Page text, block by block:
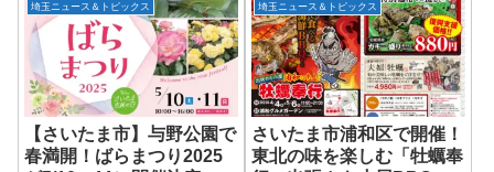
埼玉ニュース＆トピックス
【さいたま市】与野公園で
春満開！ばらまつり2025
埼玉ニュース＆トピックス
さいたま市浦和区で開催！
東北の味を楽しむ「牡蠣奉